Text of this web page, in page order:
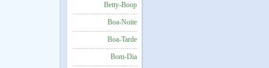
Betty-Boop
Boa-Noite
Boa-Tarde
Bom-Dia